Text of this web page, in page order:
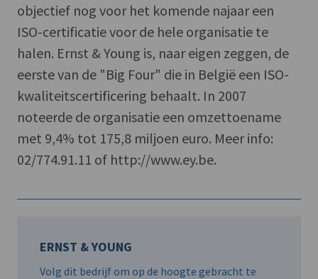
objectief nog voor het komende najaar een
ISO-certificatie voor de hele organisatie te
halen. Ernst & Young is, naar eigen zeggen, de
eerste van de "Big Four" die in België een ISO-
kwaliteitscertificering behaalt. In 2007
noteerde de organisatie een omzettoename
met 9,4% tot 175,8 miljoen euro. Meer info:
02/774.91.11 of http://www.ey.be.
ERNST & YOUNG
Volg dit bedrijf om op de hoogte gebracht te